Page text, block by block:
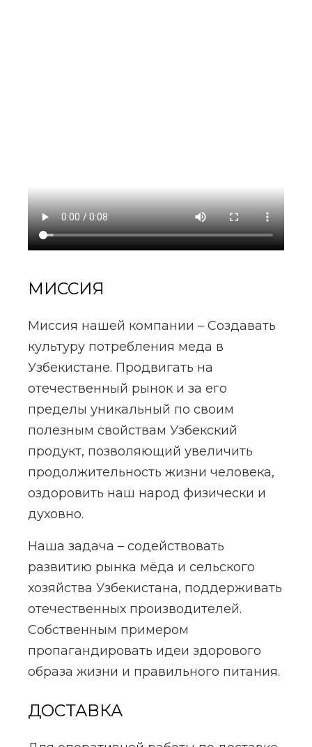
МИССИЯ
Миссия нашей компании – Создавать
культуру потребления меда в
Узбекистане. Продвигать на
отечественный рынок и за его
пределы уникальный по своим
полезным свойствам Узбекский
продукт, позволяющий увеличить
продолжительность жизни человека,
оздоровить наш народ физически и
духовно.
Наша задача – содействовать
развитию рынка мёда и сельского
хозяйства Узбекистана, поддерживать
отечественных производителей.
Собственным примером
пропагандировать идеи здорового
образа жизни и правильного питания.
ДОСТАВКА